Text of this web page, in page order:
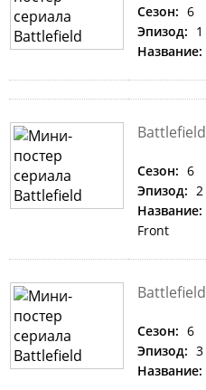
Сезон: 6
Эпизод: 1
Название:
Battlefield
Сезон: 6
Эпизод: 2
Название:
Front
Battlefield
Сезон: 6
Эпизод: 3
Название: